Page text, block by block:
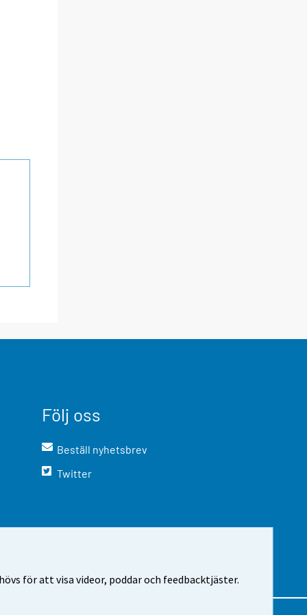
för att visa videor, poddar och feedbacktjäster.
Följ oss
Beställ nyhetsbrev
Twitter